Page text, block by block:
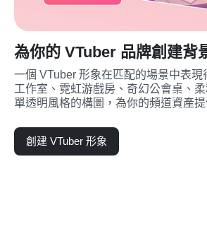
為你的 VTuber 品牌創建背
一個 VTuber 形象在匹配的場景中表現
工作室、霓虹游戲房、奇幻公會桌、
單透明風格的構圖，為你的頻道資產提
創建 VTuber 形象